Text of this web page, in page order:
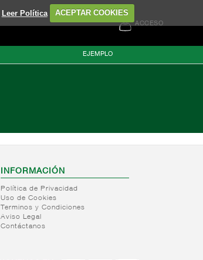
Leer Política ACEPTAR COOKIES
ACCESO
EJEMPLO
INFORMACIÓN
Política de Privacidad
Uso de Cookies
Terminos y Condiciones
Aviso Legal
Contáctanos